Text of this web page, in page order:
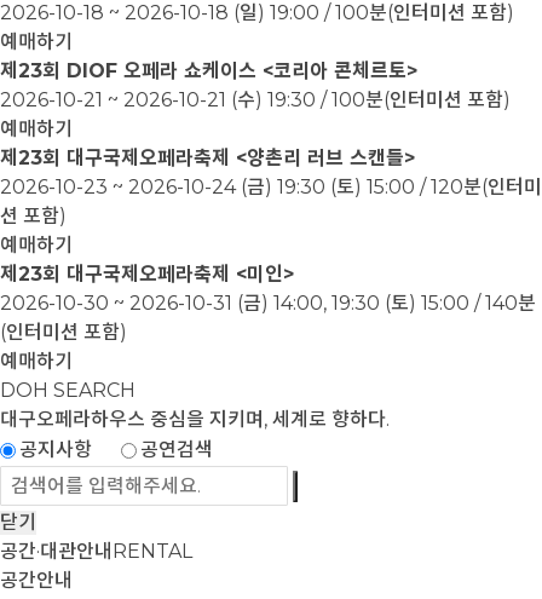
2026-10-18 ~ 2026-10-18 (일) 19:00 / 100분(인터미션 포함)
예매하기
제23회 DIOF 오페라 쇼케이스 <코리아 콘체르토>
2026-10-21 ~ 2026-10-21 (수) 19:30 / 100분(인터미션 포함)
예매하기
제23회 대구국제오페라축제 <양촌리 러브 스캔들>
2026-10-23 ~ 2026-10-24 (금) 19:30 (토) 15:00 / 120분(인터미
션 포함)
예매하기
제23회 대구국제오페라축제 <미인>
2026-10-30 ~ 2026-10-31 (금) 14:00, 19:30 (토) 15:00 / 140분
(인터미션 포함)
예매하기
DOH SEARCH
대구오페라하우스 중심을 지키며, 세계로 향하다.
공지사항
공연검색
닫기
공간·대관안내 RENTAL
공간안내